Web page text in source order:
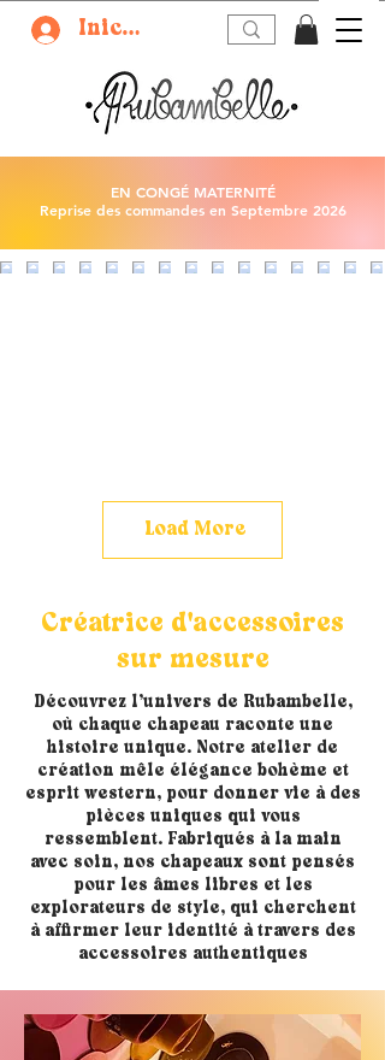
Iniciar sesión
EN CONGÉ MATERNITÉ
Reprise des commandes en Septembre 2026
Load More
Créatrice d'accessoires
sur mesure
Découvrez l’univers de Rubambelle,
où chaque chapeau raconte une
histoire unique. Notre atelier de
création mêle élégance bohème et
esprit western, pour donner vie à des
pièces uniques qui vous
ressemblent. Fabriqués à la main
avec soin, nos chapeaux sont pensés
pour les âmes libres et les
explorateurs de style, qui cherchent
à affirmer leur identité à travers des
accessoires authentiques